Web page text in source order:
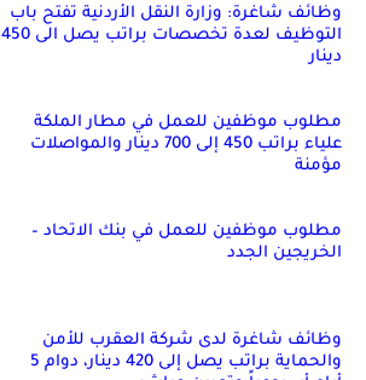
وظائف شاغرة: وزارة النقل الأردنية تفتح باب
التوظيف لعدة تخصصات براتب يصل الى 450
دينار
مطلوب موظفين للعمل في مطار الملكة
علياء براتب 450 إلى 700 دينار والمواصلات
مؤمنة
مطلوب موظفين للعمل في بنك الاتحاد –
الخريجين الجدد
وظائف شاغرة لدى شركة العقرب للأمن
والحماية براتب يصل إلى 420 دينار، دوام 5